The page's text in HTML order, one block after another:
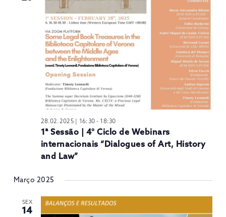
28.02.2025 | 16:30 - 18:30
1ª Sessão | 4° Ciclo de Webinars
internacionais “Dialogues of Art, History
and Law”
Março 2025
SEX
14